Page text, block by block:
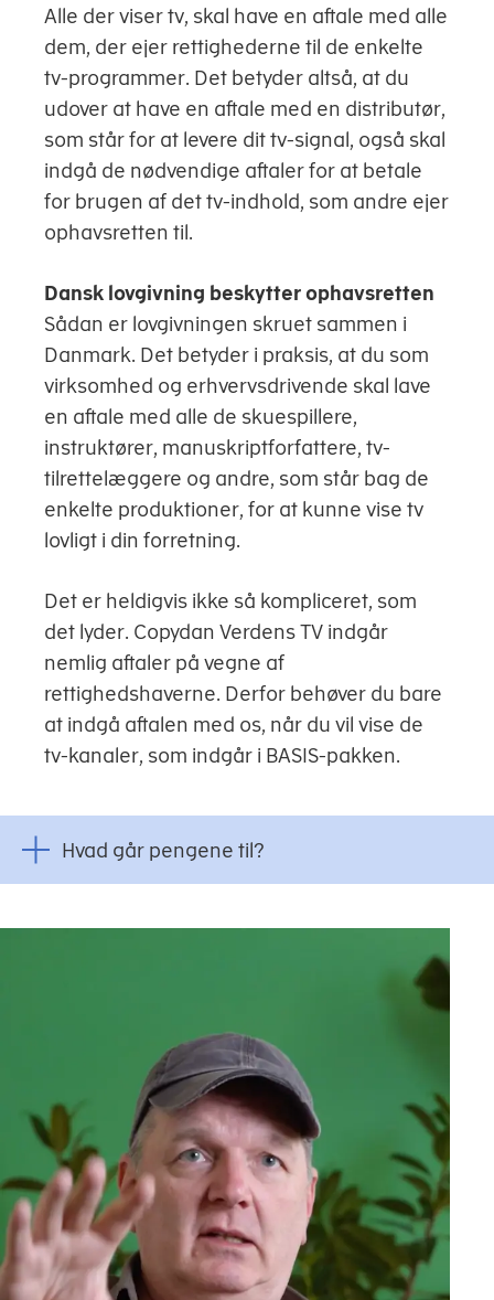
Alle der viser tv, skal have en aftale med alle
dem, der ejer rettighederne til de enkelte
tv-programmer. Det betyder altså, at du
udover at have en aftale med en distributør,
som står for at levere dit tv-signal, også skal
indgå de nødvendige aftaler for at betale
for brugen af det tv-indhold, som andre ejer
ophavsretten til.
Dansk lovgivning beskytter ophavsretten
Sådan er lovgivningen skruet sammen i
Danmark. Det betyder i praksis, at du som
virksomhed og erhvervsdrivende skal lave
en aftale med alle de skuespillere,
instruktører, manuskriptforfattere, tv-
tilrettelæggere og andre, som står bag de
enkelte produktioner, for at kunne vise tv
lovligt i din forretning.
Det er heldigvis ikke så kompliceret, som
det lyder. Copydan Verdens TV indgår
nemlig aftaler på vegne af
rettighedshaverne. Derfor behøver du bare
at indgå aftalen med os, når du vil vise de
tv-kanaler, som indgår i BASIS-pakken.
Hvad går pengene til?